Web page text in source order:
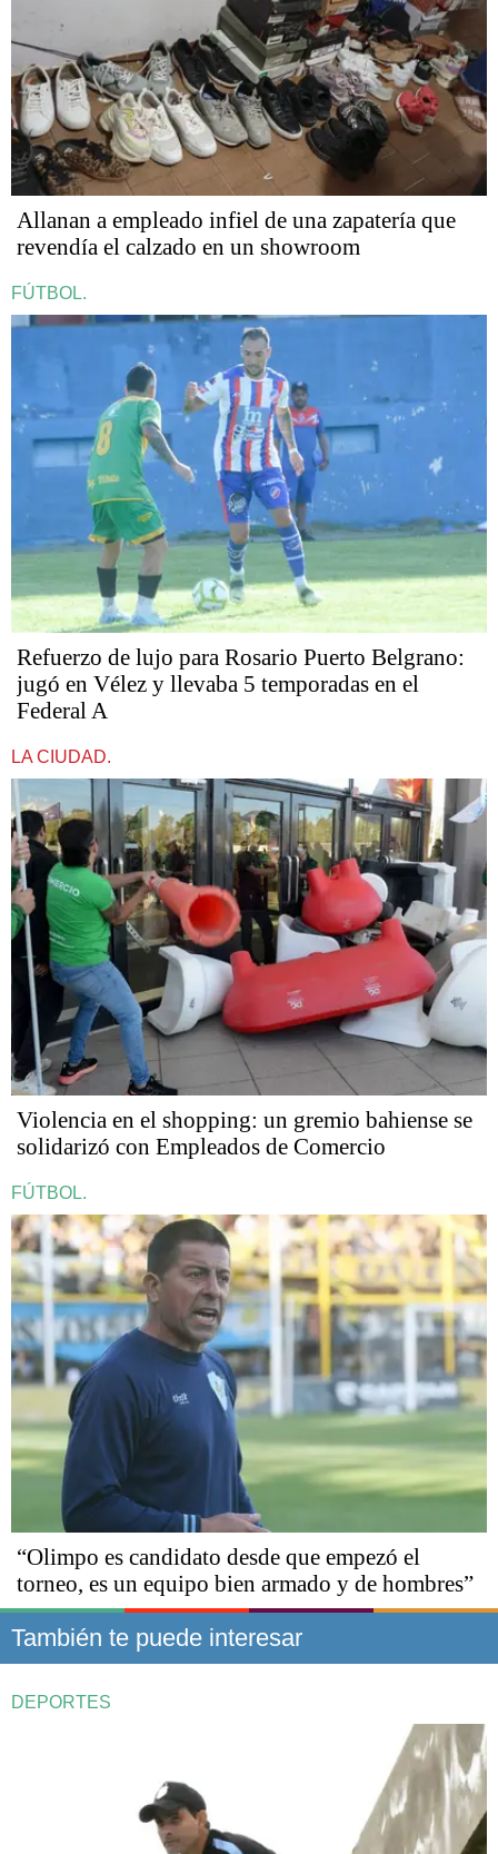
Allanan a empleado infiel de una zapatería que
revendía el calzado en un showroom
FÚTBOL.
Refuerzo de lujo para Rosario Puerto Belgrano:
jugó en Vélez y llevaba 5 temporadas en el
Federal A
LA CIUDAD.
Violencia en el shopping: un gremio bahiense se
solidarizó con Empleados de Comercio
FÚTBOL.
“Olimpo es candidato desde que empezó el
torneo, es un equipo bien armado y de hombres”
También te puede interesar
DEPORTES